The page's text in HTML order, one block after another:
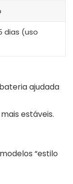
dias (uso
ajudada
estáveis.
“estilo